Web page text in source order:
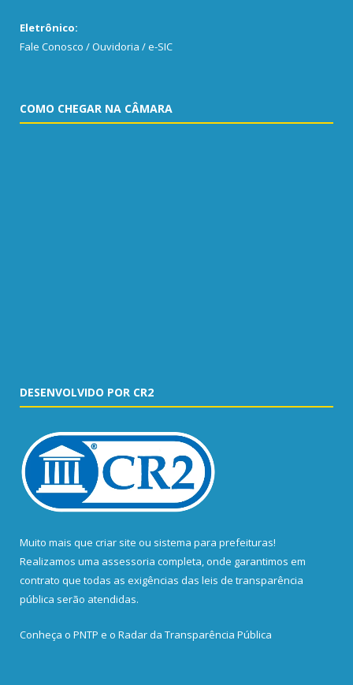
Eletrônico:
Fale Conosco / Ouvidoria / e-SIC
COMO CHEGAR NA CÂMARA
DESENVOLVIDO POR CR2
Muito mais que criar site ou sistema para prefeituras!
Realizamos uma assessoria completa, onde garantimos em
contrato que todas as exigências das leis de transparência
pública serão atendidas.
Conheça o PNTP e o Radar da Transparência Pública